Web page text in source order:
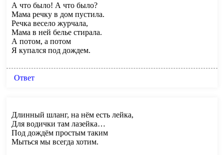
А что было! А что было?
Мама речку в дом пустила.
Речка весело журчала,
Мама в ней белье стирала.
А потом, а потом
Я купался под дождем.
Ответ
Длинный шланг, на нём есть лейка,
Для водички там лазейка…
Под дождём простым таким
Мыться мы всегда хотим.